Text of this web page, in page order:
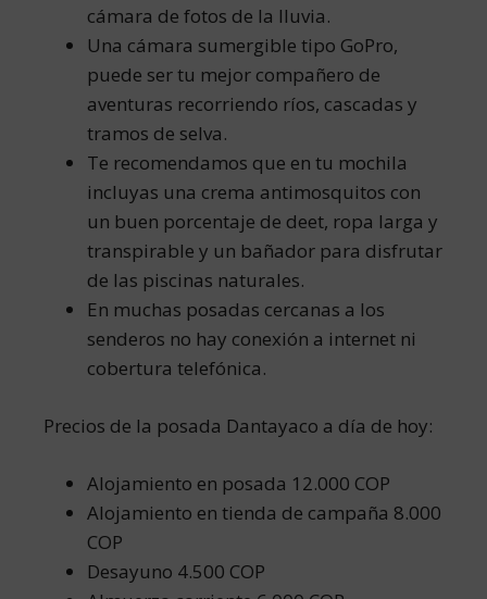
cámara de fotos de la lluvia.
Una cámara sumergible tipo GoPro,
puede ser tu mejor compañero de
aventuras recorriendo ríos, cascadas y
tramos de selva.
Te recomendamos que en tu mochila
incluyas una crema antimosquitos con
un buen porcentaje de deet, ropa larga y
transpirable y un bañador para disfrutar
de las piscinas naturales.
En muchas posadas cercanas a los
senderos no hay conexión a internet ni
cobertura telefónica.
Precios de la posada Dantayaco a día de hoy:
Alojamiento en posada 12.000 COP
Alojamiento en tienda de campaña 8.000
COP
Desayuno 4.500 COP